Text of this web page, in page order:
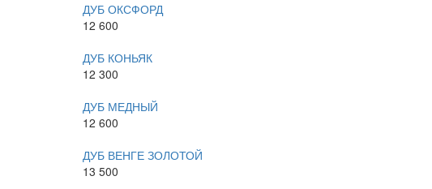
ДУБ ОКСФОРД
12 600
ДУБ КОНЬЯК
12 300
ДУБ МЕДНЫЙ
12 600
ДУБ ВЕНГЕ ЗОЛОТОЙ
13 500